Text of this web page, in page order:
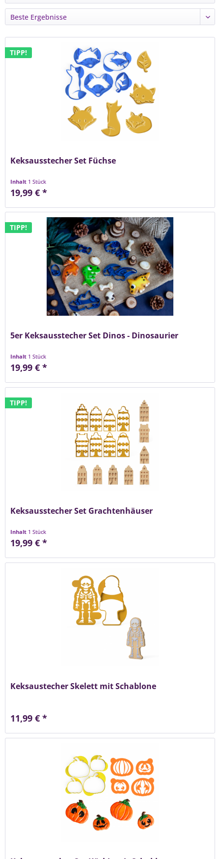
TIPP!
Keksausstecher Set Füchse
Inhalt 1 Stück
19,99 € *
TIPP!
5er Keksausstecher Set Dinos - Dinosaurier
Inhalt 1 Stück
19,99 € *
TIPP!
Keksausstecher Set Grachtenhäuser
Inhalt 1 Stück
19,99 € *
Keksaustecher Skelett mit Schablone
11,99 € *